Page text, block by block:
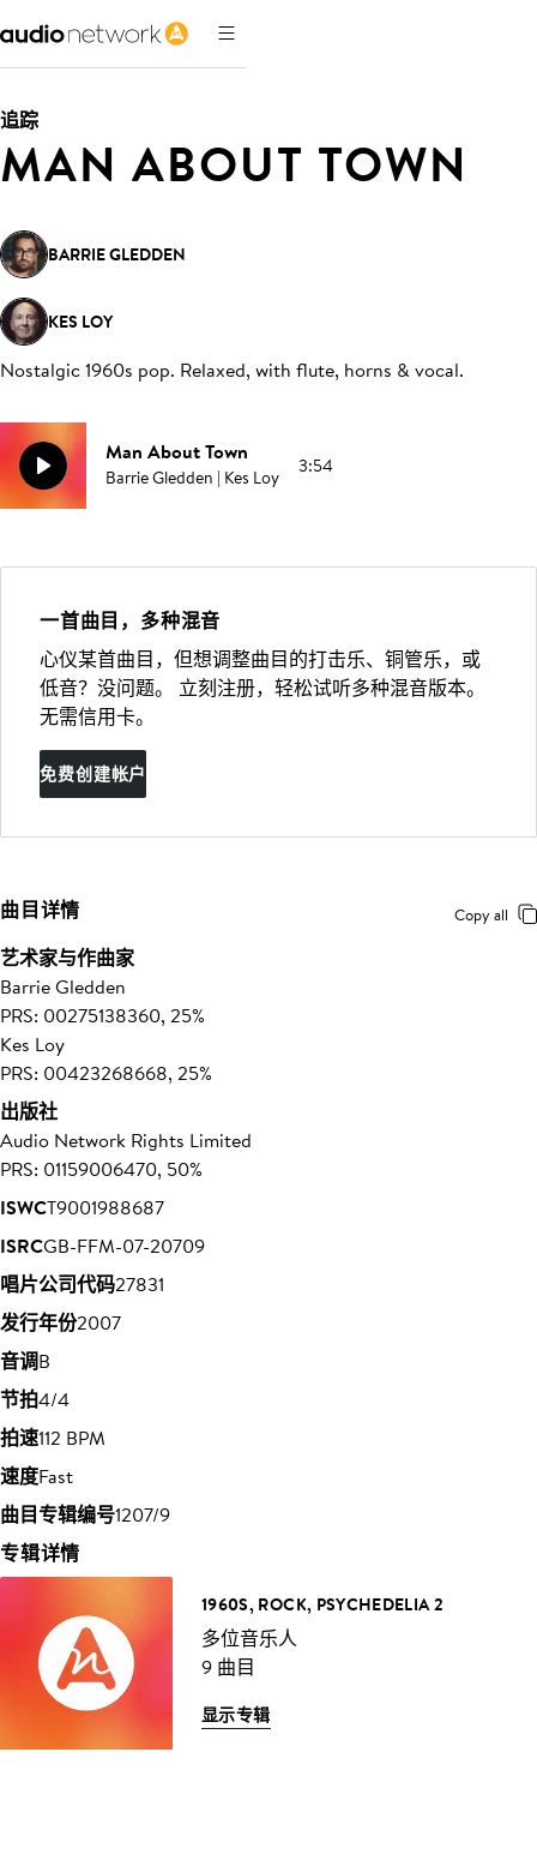
追踪
MAN ABOUT TOWN
BARRIE GLEDDEN
KES LOY
Nostalgic 1960s pop. Relaxed, with flute, horns & vocal.
Man About Town
Barrie Gledden | Kes Loy 3:54
一首曲目，多种混音
心仪某首曲目，但想调整曲目的打击乐、铜管乐，或
低音？没问题。 立刻注册，轻松试听多种混音版本。
无需信用卡。
免费创建帐户
曲目详情 Copy all
艺术家与作曲家
Barrie Gledden
PRS: 00275138360, 25%
Kes Loy
PRS: 00423268668, 25%
出版社
Audio Network Rights Limited
PRS: 01159006470, 50%
ISWCT9001988687
ISRCGB-FFM-07-20709
唱片公司代码27831
发行年份2007
音调B
节拍4/4
拍速112 BPM
速度Fast
曲目专辑编号1207/9
专辑详情
1960S, ROCK, PSYCHEDELIA 2
多位音乐人
9 曲目
显示专辑